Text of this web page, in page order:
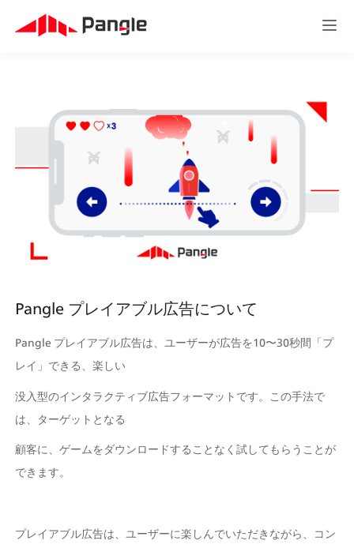
Pangle プレイアブル広告について
Pangle プレイアブル広告は、ユーザーが広告を10〜30秒間「プ
レイ」できる、楽しい
没入型のインタラクティブ広告フォーマットです。この手法で
は、ターゲットとなる
顧客に、ゲームをダウンロードすることなく試してもらうことが
できます。
プレイアブル広告は、ユーザーに楽しんでいただきながら、コン